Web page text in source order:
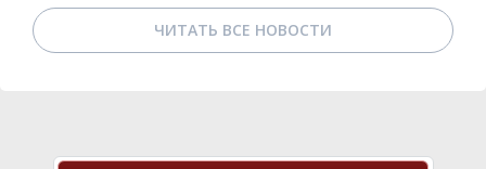
ЧИТАТЬ ВСЕ НОВОСТИ